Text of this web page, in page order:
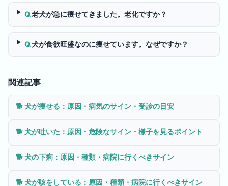
Q.老犬が急に痩せてきました。老化ですか？
Q.犬が食欲旺盛なのに痩せています。なぜですか？
関連記事
🐕 犬が痩せる：原因・病気のサイン・受診の目安
🐕 犬が吐いた：原因・危険なサイン・様子を見るポイント
🐕 犬の下痢：原因・種類・病院に行くべきサイン
🐕 犬が咳をしている：原因・種類・病院に行くべきサイン